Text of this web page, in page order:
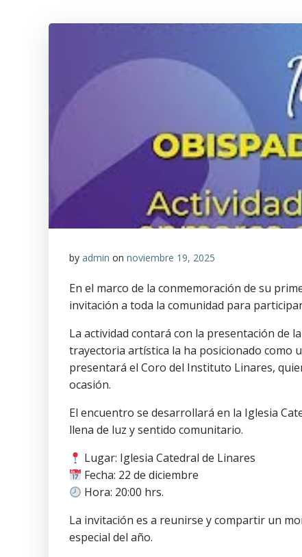
by admin on noviembre 19, 2025
En el marco de la conmemoración de su
invitación a toda la comunidad para
La actividad contará con la presentación de
trayectoria artística la ha posicionado como
presentará el Coro del Instituto Linares,
ocasión.
El encuentro se desarrollará en la Iglesia
llena de luz y sentido comunitario.
Lugar: Iglesia Catedral de Linares
Fecha: 22 de diciembre
Hora: 20:00 hrs.
La invitación es a reunirse y compartir un
especial del año.